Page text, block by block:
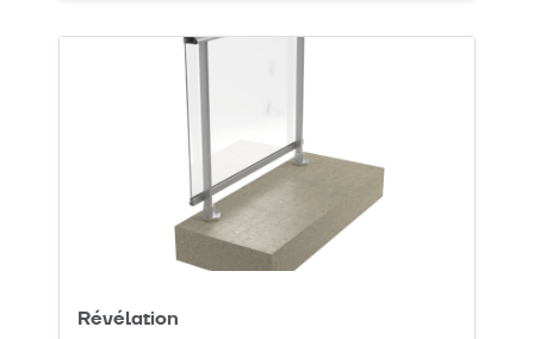
Révélation